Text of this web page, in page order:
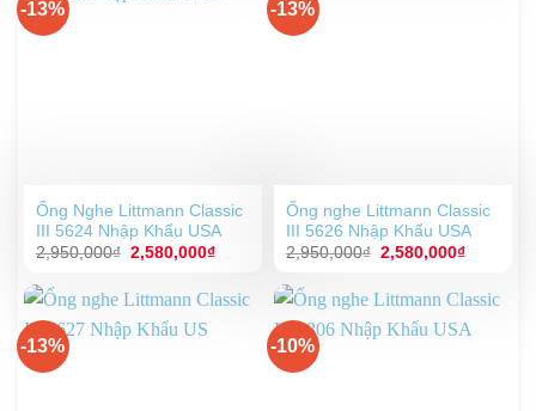
-13%
Ống Nghe Littmann Classic
III 5624 Nhập Khẩu USA
2,950,000₫ Giá
2,950,000₫.
2,580,000₫Giá
là:
-13%
Ống nghe Littmann Classic
III 5626 Nhập Khẩu USA
2,950,000₫ Giá
2,950,000₫.
2,580,000₫Giá
là:
-13% -10%